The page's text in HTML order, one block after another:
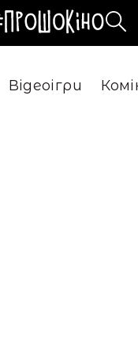
Відеоігри